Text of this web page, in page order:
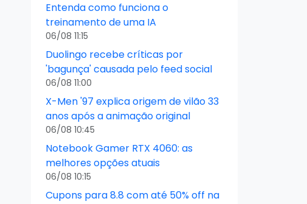
Entenda como funciona o
treinamento de uma IA
06/08 11:15
Duolingo recebe críticas por
'bagunça' causada pelo feed social
06/08 11:00
X-Men '97 explica origem de vilão 33
anos após a animação original
06/08 10:45
Notebook Gamer RTX 4060: as
melhores opções atuais
06/08 10:15
Cupons para 8.8 com até 50% off na